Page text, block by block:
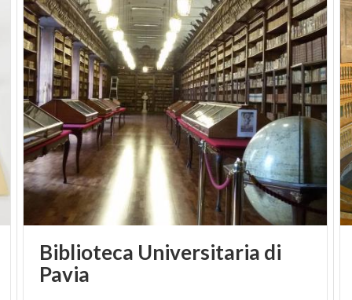
Biblioteca Universitaria di
Pavia